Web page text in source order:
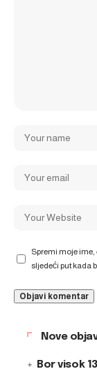
Spremi moje
sljedeći put kada
Nove
Bor visok